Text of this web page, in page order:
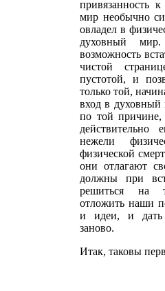
привязанность
мир необычно
овладел в
духовный
возможность
чистой
пустотой, и
только той,
вход в духовный
по той причине,
действительно
нежели
физической
они отлагают
должны при
решиться на
отложить наши
и идеи, и дать
заново.
Итак, таковы